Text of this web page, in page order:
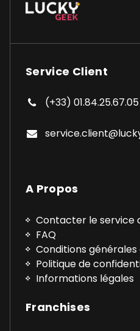
Service Client
(+33) 01.84.25.67.05
A Propos
Contacter le service
FAQ
Conditions
Politique de
Informations légales
Franchises